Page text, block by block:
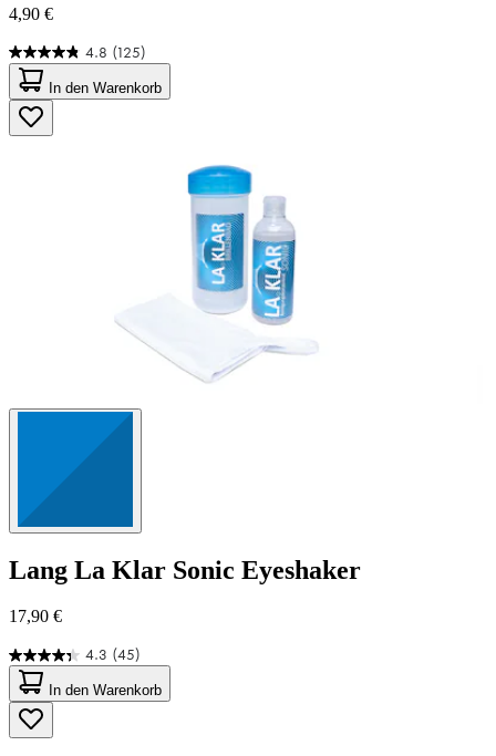
4,90 €
4.8 (125)
4.8
von
5
Sternen.
125
In den Warenkorb
Lang La Klar Sonic Eyeshaker
17,90 €
4.3 (45)
4.3
von
5
Sternen.
45
In den Warenkorb